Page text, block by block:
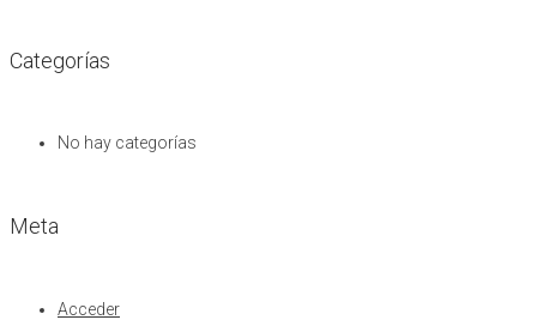
Categorías
No hay categorías
Meta
Acceder